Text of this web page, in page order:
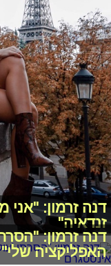
דנה זרמון:
זנדאיה"
דנה זרמון:
האפליקציה שלי"